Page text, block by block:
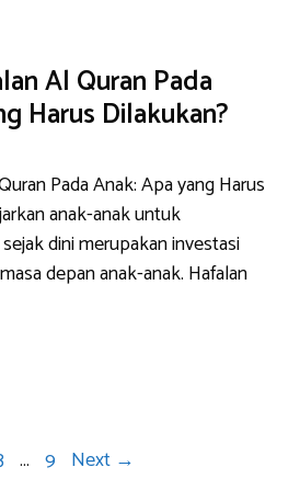
Al Quran Pada
Harus Dilakukan?
Pada Anak: Apa yang Harus
anak-anak untuk
dini merupakan investasi
depan anak-anak. Hafalan
… Page
9 Next →